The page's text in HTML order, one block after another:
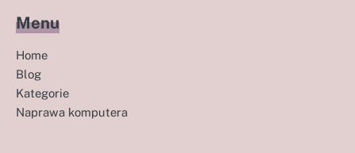
Menu
Home
Blog
Kategorie
Naprawa komputera